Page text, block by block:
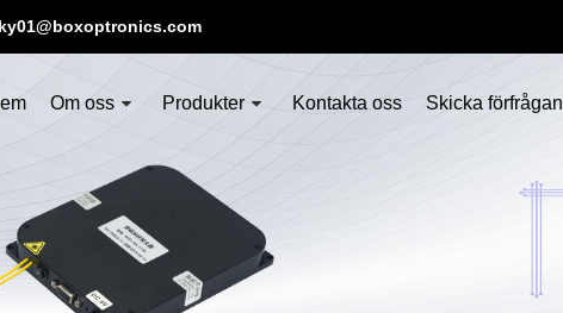
Om oss Produkter Kontakta oss Skicka förfrågan